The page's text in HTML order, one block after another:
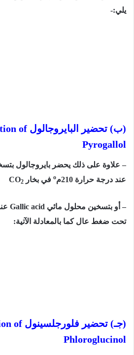
يلي:-
(ب) تحضير البايروجالول of
Pyrogallol
– علاوة على ذلك يحضر بايروجالول
عند درجة حرارة 210مo في بخار CO2
– أو بتسخين محلول مائي Gallic acid
تحت ضغط عال كما بالمعادلة الآتية:
(جـ) تحضير فلورجلسينول of
Phloroglucinol